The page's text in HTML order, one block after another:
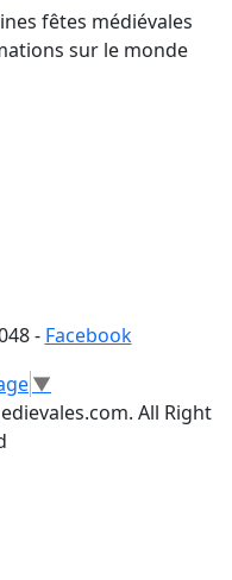
fêtes médiévales
sur le monde
- Facebook
▼
All Right